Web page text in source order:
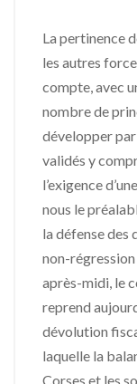
La pertinence
les autres
compte, avec
nombre de
développer
validés y
l’exigence
nous le
la défense des
non-
après-midi, le
reprend
dévolution
laquelle la
Corses et les